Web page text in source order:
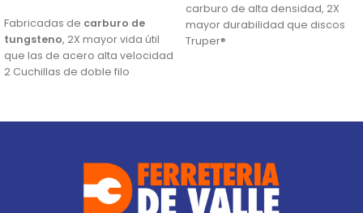
Fabricadas de carburo de
tungsteno, 2X mayor vida útil
que las de acero alta velocidad
2 Cuchillas de doble filo
3-1/4N, CEPEL-3-1/4A4 y CEPEL-3-
Este producto sustituye a: CU-
CEPEL-3-1/4X (13092)
carburo de alta densidad, 2X
mayor durabilidad que discos
Truper®
alternado de forma plana y